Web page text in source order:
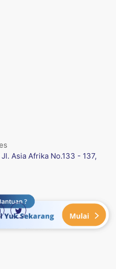
Asia Afrika No.133 - 137,